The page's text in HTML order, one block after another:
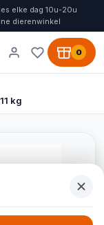
elke dag 10u-20u
dierenwinkel
0
kg